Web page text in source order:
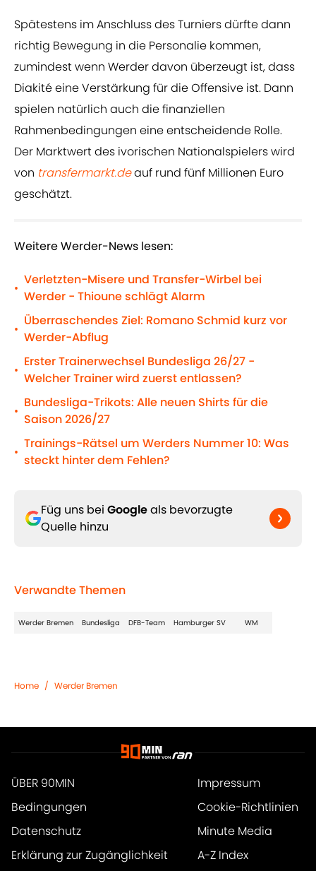
Spätestens im Anschluss des Turniers dürfte dann
richtig Bewegung in die Personalie kommen,
zumindest wenn Werder davon überzeugt ist, dass
Diakité eine Verstärkung für die Offensive ist. Dann
spielen natürlich auch die finanziellen
Rahmenbedingungen eine entscheidende Rolle.
Der Marktwert des ivorischen Nationalspielers wird
von transfermarkt.deauf rund fünf Millionen Euro
geschätzt.
Weitere Werder-News lesen:
•
Verletzten-Misere und Transfer-Wirbel bei
Werder - Thioune schlägt Alarm
•
Überraschendes Ziel: Romano Schmid kurz vor
Werder-Abflug
•
Erster Trainerwechsel Bundesliga 26/27 -
Welcher Trainer wird zuerst entlassen?
•
Bundesliga-Trikots: Alle neuen Shirts für die
Saison 2026/27
•
Trainings-Rätsel um Werders Nummer 10: Was
steckt hinter dem Fehlen?
Füg uns bei Googleals bevorzugte
Quelle hinzu
Verwandte Themen
Werder Bremen Bundesliga DFB-Team Hamburger SV WM
Home / Werder Bremen
ÜBER 90MIN
Impressum
Bedingungen
Cookie-Richtlinien
Datenschutz
Minute Media
Erklärung zur Zugänglichkeit
A-Z Index